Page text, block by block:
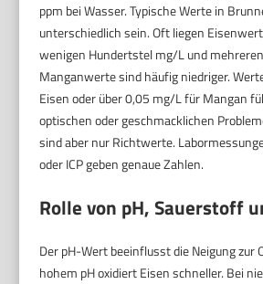
ppm bei Wasser. Typische Werte in
unterschiedlich sein. Oft liegen
wenigen Hundertstel mg/L und
Manganwerte sind häufig niedriger.
Eisen oder über 0,05 mg/L für Mangan
optischen oder geschmacklichen
sind aber nur Richtwerte.
oder ICP geben genaue Zahlen.
Rolle von pH, Sauerstoff
Der pH-Wert beeinflusst die Neigung zur
hohem pH oxidiert Eisen schneller. Bei